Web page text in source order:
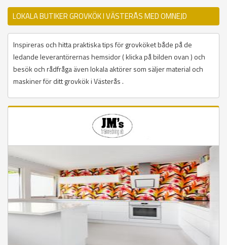
LOKALA BUTIKER GROVKÖK I VÄSTERÅS MED OMNEJD
Inspireras och hitta praktiska tips för grovköket både på de
ledande leverantörernas hemsidor ( klicka på bilden ovan ) och
besök och rådfråga även lokala aktörer som säljer material och
maskiner för ditt grovkök i Västerås .